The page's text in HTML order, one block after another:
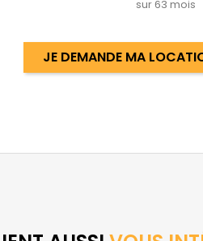
sur 63 mois
JE DEMANDE MA